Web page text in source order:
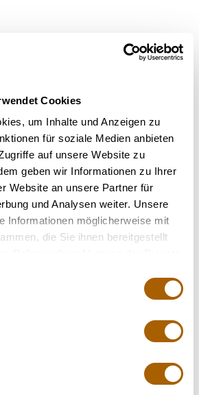
Cookies
um Inhalte und Anzeigen zu
für soziale Medien anbieten
auf unsere Website zu
geben wir Informationen zu Ihrer
Website an unsere Partner für
und Analysen weiter. Unsere
Informationen möglicherweise mit
die Sie ihnen bereitgestellt
OCO Orange Cream Octane
Octane